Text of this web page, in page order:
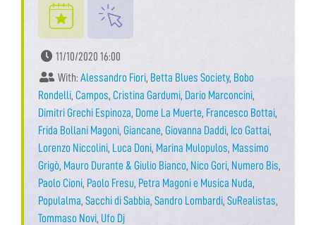
11/10/2020 16:00
With: Alessandro Fiori, Betta Blues Society, Bobo
Rondelli, Campos, Cristina Gardumi, Dario Marconcini,
Dimitri Grechi Espinoza, Dome La Muerte, Francesco Bottai,
Frida Bollani Magoni, Giancane, Giovanna Daddi, Ico Gattai,
Lorenzo Niccolini, Luca Doni, Marina Mulopulos, Massimo
Grigò, Mauro Durante & Giulio Bianco, Nico Gori, Numero Bis,
Paolo Cioni, Paolo Fresu, Petra Magoni e Musica Nuda,
Populalma, Sacchi di Sabbia, Sandro Lombardi, SuRealistas,
Tommaso Novi, Ufo Dj